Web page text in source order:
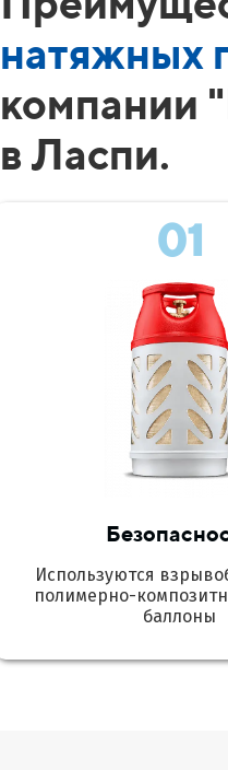
натяжных
компании
в Ласпи.
01
Используются
полимерно-
баллоны